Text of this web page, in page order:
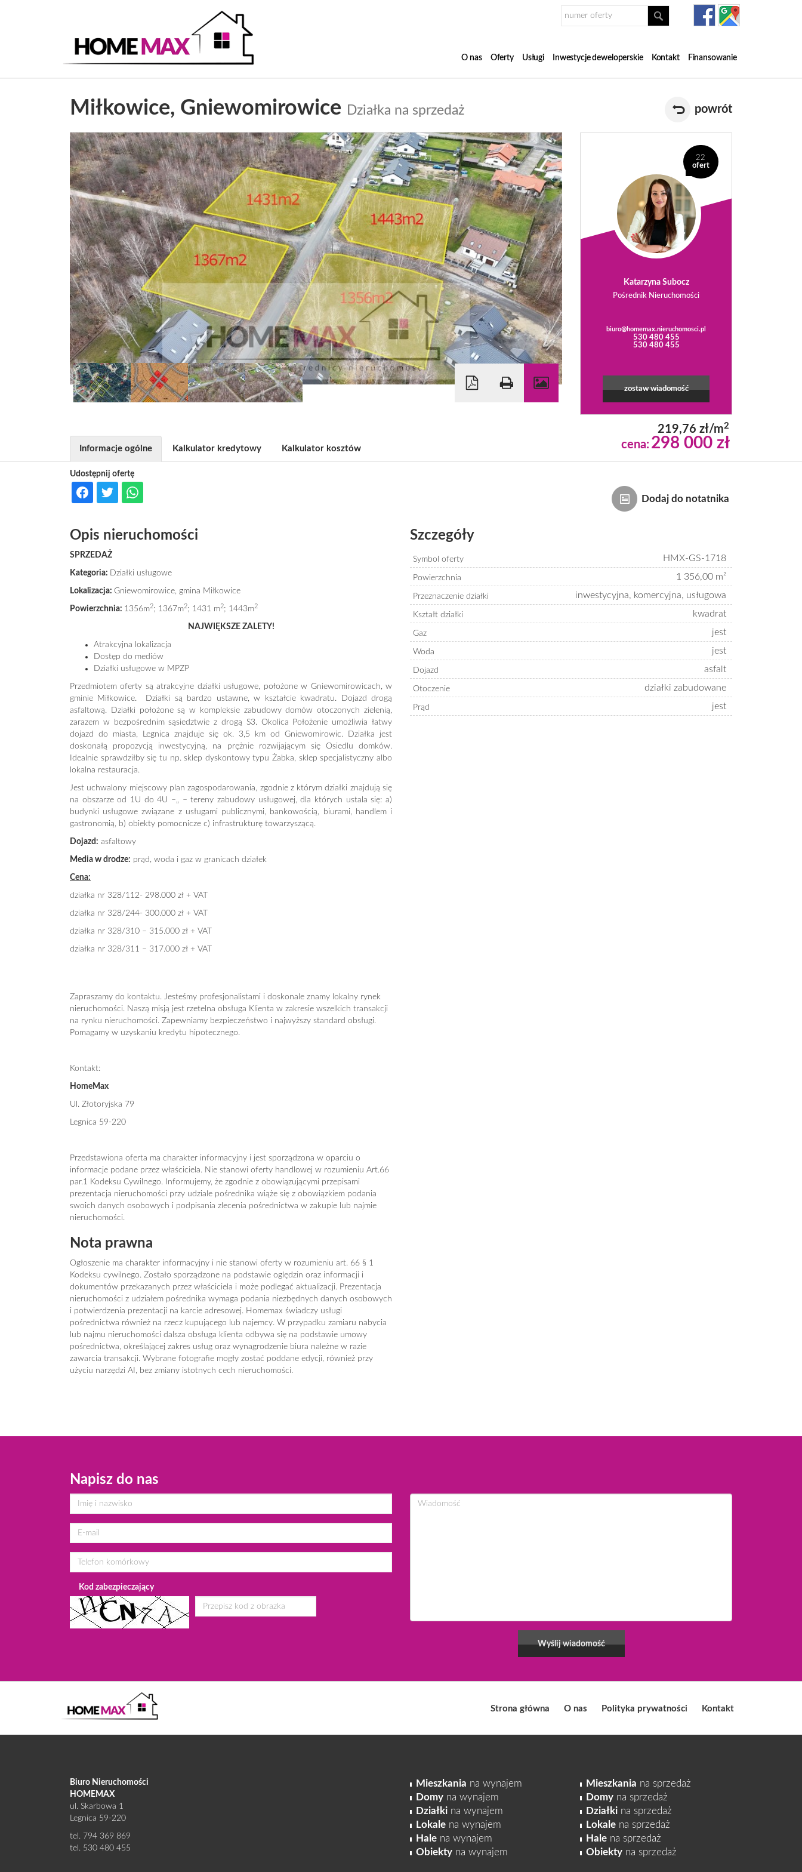
O nas Oferty Usługi Inwestycje deweloperskie Kontakt Finansowanie
Miłkowice, Gniewomirowice Działka na sprzedaż powrót
22
ofert
Katarzyna Subocz
Pośrednik Nieruchomości
biuro@homemax.nieruchomosci.pl
530 480 455
530 480 455
zostaw wiadomość
219,76 zł/m2
cena: 298 000 zł
Dodaj do notatnika
Udostępnij ofertę
Informacje ogólne Kalkulator kredytowy Kalkulator kosztów
Opis nieruchomości
SPRZEDAŻ
Kategoria: Działki usługowe
Lokalizacja: Gniewomirowice, gmina Miłkowice
Powierzchnia: 1356m2; 1367m2; 1431 m2; 1443m2
NAJWIĘKSZE ZALETY!
Atrakcyjna lokalizacja
Dostęp do mediów
Działki usługowe w MPZP
Przedmiotem oferty są atrakcyjne działki usługowe, położone w Gniewomirowicach, w
gminie Miłkowice. Działki są bardzo ustawne, w kształcie kwadratu. Dojazd drogą
asfaltową. Działki położone są w kompleksie zabudowy domów otoczonych zielenią,
zarazem w bezpośrednim sąsiedztwie z drogą S3. Okolica Położenie umożliwia łatwy
dojazd do miasta, Legnica znajduje się ok. 3,5 km od Gniewomirowic. Działka jest
doskonałą propozycją inwestycyjną, na prężnie rozwijającym się Osiedlu domków.
Idealnie sprawdziłby się tu np. sklep dyskontowy typu Żabka, sklep specjalistyczny albo
lokalna restauracja.
Jest uchwalony miejscowy plan zagospodarowania, zgodnie z którym działki znajdują się
na obszarze od 1U do 4U –„ – tereny zabudowy usługowej, dla których ustala się: a)
budynki usługowe związane z usługami publicznymi, bankowością, biurami, handlem i
gastronomią, b) obiekty pomocnicze c) infrastrukturę towarzyszącą.
Dojazd: asfaltowy
Media w drodze: prąd, woda i gaz w granicach działek
Cena:
działka nr 328/112- 298.000 zł + VAT
działka nr 328/244- 300.000 zł + VAT
działka nr 328/310 – 315.000 zł + VAT
działka nr 328/311 – 317.000 zł + VAT
Zapraszamy do kontaktu. Jesteśmy profesjonalistami i doskonale znamy lokalny rynek
nieruchomości. Naszą misją jest rzetelna obsługa Klienta w zakresie wszelkich transakcji
na rynku nieruchomości. Zapewniamy bezpieczeństwo i najwyższy standard obsługi.
Pomagamy w uzyskaniu kredytu hipotecznego.
Kontakt:
HomeMax
Ul. Złotoryjska 79
Legnica 59-220
Przedstawiona oferta ma charakter informacyjny i jest sporządzona w oparciu o
informacje podane przez właściciela. Nie stanowi oferty handlowej w rozumieniu Art.66
par.1 Kodeksu Cywilnego. Informujemy, że zgodnie z obowiązującymi przepisami
prezentacja nieruchomości przy udziale pośrednika wiąże się z obowiązkiem podania
swoich danych osobowych i podpisania zlecenia pośrednictwa w zakupie lub najmie
nieruchomości.
Nota prawna
Ogłoszenie ma charakter informacyjny i nie stanowi oferty w rozumieniu art. 66 § 1
Kodeksu cywilnego. Zostało sporządzone na podstawie oględzin oraz informacji i
dokumentów przekazanych przez właściciela i może podlegać aktualizacji. Prezentacja
nieruchomości z udziałem pośrednika wymaga podania niezbędnych danych osobowych
i potwierdzenia prezentacji na karcie adresowej. Homemax świadczy usługi
pośrednictwa również na rzecz kupującego lub najemcy. W przypadku zamiaru nabycia
lub najmu nieruchomości dalsza obsługa klienta odbywa się na podstawie umowy
pośrednictwa, określającej zakres usług oraz wynagrodzenie biura należne w razie
zawarcia transakcji. Wybrane fotografie mogły zostać poddane edycji, również przy
użyciu narzędzi AI, bez zmiany istotnych cech nieruchomości.
Szczegóły
Symbol oferty HMX-GS-1718
Powierzchnia 1 356,00 m²
Przeznaczenie działki inwestycyjna, komercyjna, usługowa
Kształt działki kwadrat
Gaz jest
Woda jest
Dojazd asfalt
Otoczenie działki zabudowane
Prąd jest
Napisz do nas
Kod zabezpieczający
Strona główna O nas Polityka prywatności Kontakt
Biuro Nieruchomości
HOMEMAX
ul. Skarbowa 1
Legnica 59-220
tel. 794 369 869
tel. 530 480 455
Mieszkania na wynajem
Domy na wynajem
Działki na wynajem
Lokale na wynajem
Hale na wynajem
Obiekty na wynajem
Mieszkania na sprzedaż
Domy na sprzedaż
Działki na sprzedaż
Lokale na sprzedaż
Hale na sprzedaż
Obiekty na sprzedaż